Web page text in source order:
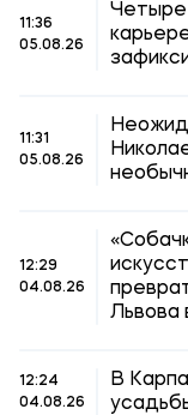
11:36
05.08.26
Четыре
11:31
05.08.26
12:29
04.08.26
Львова
12:24
04.08.26
В